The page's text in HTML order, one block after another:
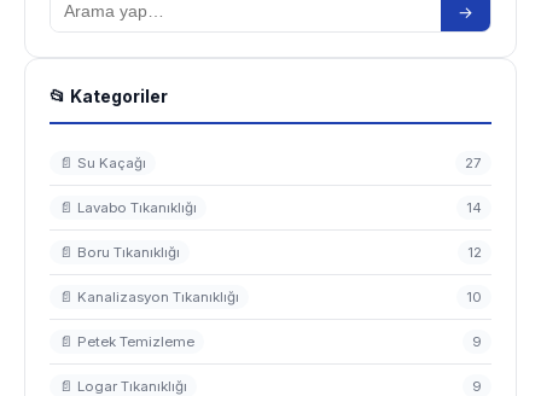
→
📂 Kategoriler
📄 Su Kaçağı 27
📄 Lavabo Tıkanıklığı 14
📄 Boru Tıkanıklığı 12
📄 Kanalizasyon Tıkanıklığı 10
📄 Petek Temizleme 9
📄 Logar Tıkanıklığı 9